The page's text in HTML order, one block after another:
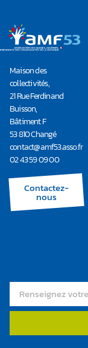
Maison des
collectivités,
21 Rue Ferdinand
Buisson,
Bâtiment F
53 810 Changé
contact@amf53.asso.fr​
02 43 59 09 00
Contactez-
nous